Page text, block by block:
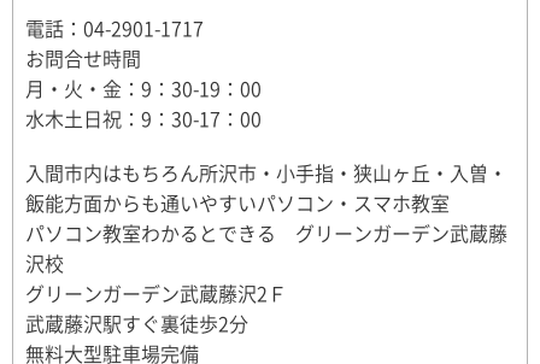
電話：04-2901-1717
お問合せ時間
月・火・金：9：30-19：00
水木土日祝：9：30-17：00
入間市内はもちろん所沢市・小手指・狭山ヶ丘・入曽・
飯能方面からも通いやすいパソコン・スマホ教室
パソコン教室わかるとできる グリーンガーデン武蔵藤
沢校
グリーンガーデン武蔵藤沢2Ｆ
武蔵藤沢駅すぐ裏徒歩2分
無料大型駐車場完備